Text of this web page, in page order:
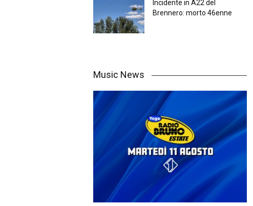
Incidente in A22 del
Brennero: morto 46enne
Music News